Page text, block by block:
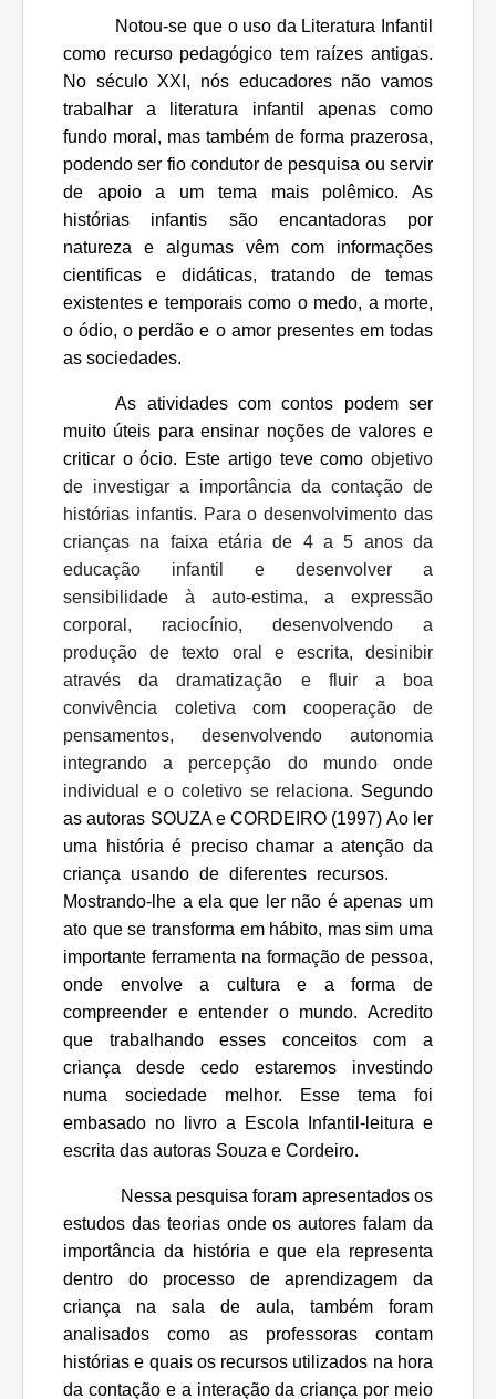
Notou-se que o uso da Literatura Infantil
como recurso pedagógico tem raízes antigas.
No século XXI, nós educadores não vamos
trabalhar a literatura infantil apenas como
fundo moral, mas também de forma prazerosa,
podendo ser fio condutor de pesquisa ou servir
de apoio a um tema mais polêmico. As
histórias infantis são encantadoras por
natureza e algumas vêm com informações
cientificas e didáticas, tratando de temas
existentes e temporais como o medo, a morte,
o ódio, o perdão e o amor presentes em todas
as sociedades.
As atividades com contos podem ser
muito úteis para ensinar noções de valores e
criticar o ócio. Este artigo teve como objetivo
de investigar a importância da contação de
histórias infantis. Para o desenvolvimento das
crianças na faixa etária de 4 a 5 anos da
educação infantil e desenvolver a
sensibilidade à auto-estima, a expressão
corporal, raciocínio, desenvolvendo a
produção de texto oral e escrita, desinibir
através da dramatização e fluir a boa
convivência coletiva com cooperação de
pensamentos, desenvolvendo autonomia
integrando a percepção do mundo onde
individual e o coletivo se relaciona. Segundo
as autoras SOUZA e CORDEIRO (1997) Ao ler
uma história é preciso chamar a atenção da
criança usando de diferentes recursos.
Mostrando-lhe a ela que ler não é apenas um
ato que se transforma em hábito, mas sim uma
importante ferramenta na formação de pessoa,
onde envolve a cultura e a forma de
compreender e entender o mundo. Acredito
que trabalhando esses conceitos com a
criança desde cedo estaremos investindo
numa sociedade melhor. Esse tema foi
embasado no livro a Escola Infantil-leitura e
escrita das autoras Souza e Cordeiro.
Nessa pesquisa foram apresentados os
estudos das teorias onde os autores falam da
importância da história e que ela representa
dentro do processo de aprendizagem da
criança na sala de aula, também foram
analisados como as professoras contam
histórias e quais os recursos utilizados na hora
da contação e a interação da criança por meio